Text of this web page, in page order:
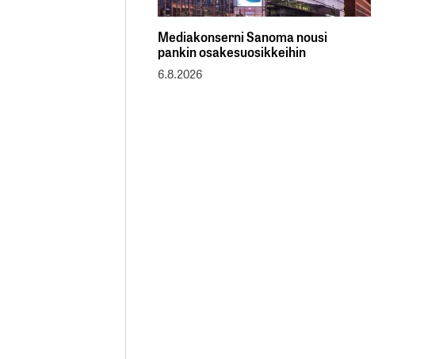
Mediakonserni Sanoma nousi
pankin osakesuosikkeihin
6.8.2026